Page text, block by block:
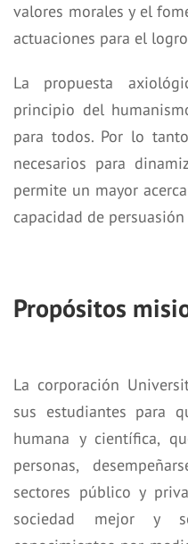
valores morales y el
actuaciones para el
La propuesta
principio del
para todos. Por lo
necesarios para
permite un mayor
capacidad de
Propósitos
La corporación
sus estudiantes para
humana y científica,
personas,
sectores público y
sociedad mejor y